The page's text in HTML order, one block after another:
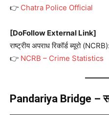
👉 Chatra Police Official
[DoFollow External Link]
राष्ट्रीय अपराध रिकॉर्ड ब्यूरो (NCRB):
👉 NCRB – Crime Statistics
Pandariya Bridge –